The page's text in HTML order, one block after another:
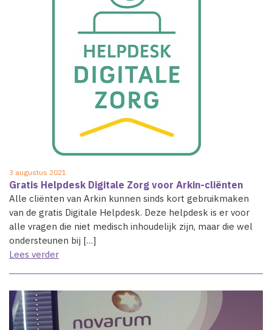
3 augustus 2021
Gratis Helpdesk Digitale Zorg voor Arkin-cliënten
Alle cliënten van Arkin kunnen sinds kort gebruikmaken
van de gratis Digitale Helpdesk. Deze helpdesk is er voor
alle vragen die niet medisch inhoudelijk zijn, maar die wel
ondersteunen bij […]
Lees verder